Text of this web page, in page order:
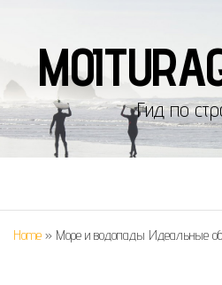
Гид по
Home » Море и водопады Идеальные